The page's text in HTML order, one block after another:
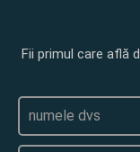
Fii primul care află